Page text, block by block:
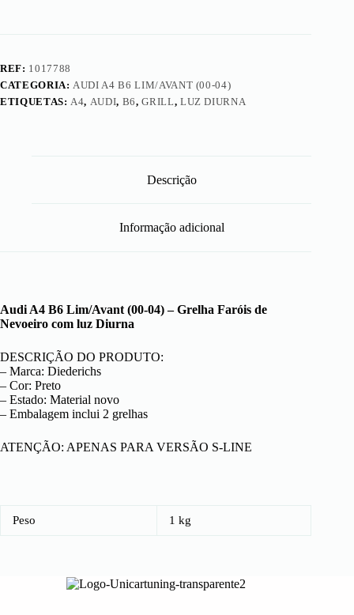
Diurna
REF: 1017788
CATEGORIA: AUDI A4 B6 LIM/AVANT (00-04)
ETIQUETAS: A4, AUDI, B6,GRILL, LUZ DIURNA
Descrição
Informação adicional
Audi A4 B6 Lim/Avant (00-04) – Grelha Faróis de
Nevoeiro com luz Diurna
DESCRIÇÃO DO PRODUTO:
– Marca: Diederichs
– Cor: Preto
– Estado: Material novo
– Embalagem inclui 2 grelhas
ATENÇÃO: APENAS PARA VERSÃO S-LINE
Peso 1 kg